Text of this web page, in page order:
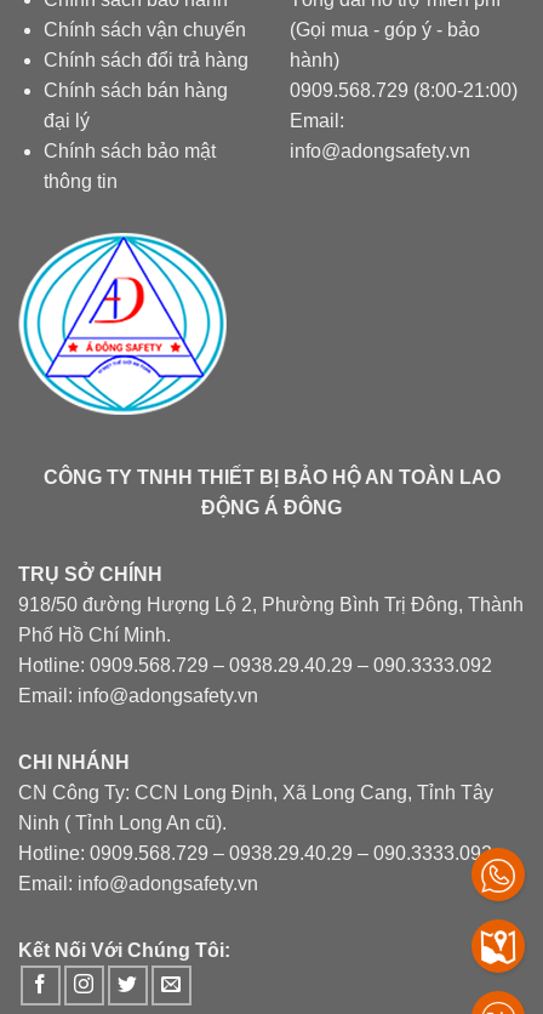
Chính sách vận chuyển
Chính sách đổi trả hàng
Chính sách bán hàng
đại lý
Chính sách bảo mật
thông tin
(Gọi mua - góp ý - bảo
hành)
0909.568.729 (8:00-21:00)
Email:
info@adongsafety.vn
CÔNG TY TNHH THIẾT BỊ BẢO HỘ AN TOÀN LAO
ĐỘNG Á ĐÔNG
TRỤ SỞ CHÍNH
918/50 đường Hượng Lộ 2, Phường Bình Trị Đông, Thành
Phố Hồ Chí Minh.
Hotline: 0909.568.729 – 0938.29.40.29 – 090.3333.092
Email: info@adongsafety.vn
CHI NHÁNH
CN Công Ty: CCN Long Định, Xã Long Cang, Tỉnh Tây
Ninh ( Tỉnh Long An cũ).
Hotline: 0909.568.729 – 0938.29.40.29 – 090.3333.092
Email: info@adongsafety.vn
Kết Nối Với Chúng Tôi: